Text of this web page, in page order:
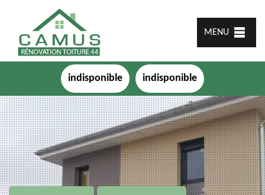
MENU
indisponible indisponible